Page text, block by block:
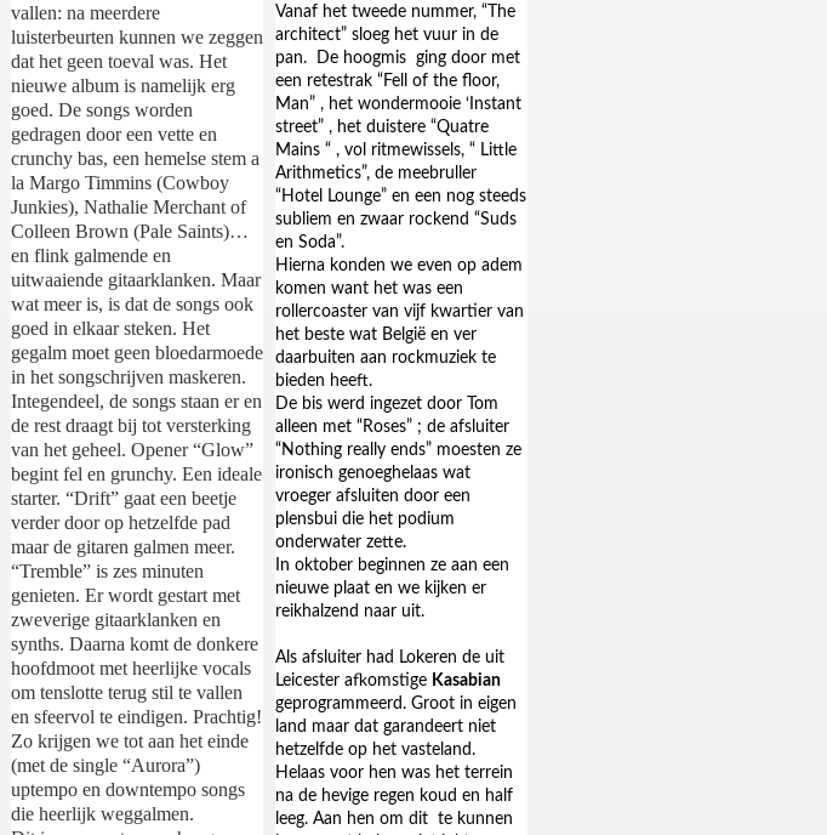
Vanaf het tweede nummer, “The
architect” sloeg het vuur in de
pan. De hoogmis ging door met
een retestrak “Fell of the floor,
Man” , het wondermooie ‘Instant
street” , het duistere “Quatre
Mains “ , vol ritmewissels, “ Little
Arithmetics”, de meebruller
“Hotel Lounge” en een nog steeds
subliem en zwaar rockend “Suds
en Soda”.
Hierna konden we even op adem
komen want het was een
rollercoaster van vijf kwartier van
het beste wat België en ver
daarbuiten aan rockmuziek te
bieden heeft.
De bis werd ingezet door Tom
alleen met “Roses” ; de afsluiter
“Nothing really ends” moesten ze
ironisch genoeghelaas wat
vroeger afsluiten door een
plensbui die het podium
onderwater zette.
In oktober beginnen ze aan een
nieuwe plaat en we kijken er
reikhalzend naar uit.
Als afsluiter had Lokeren de uit
Leicester afkomstige Kasabian
geprogrammeerd. Groot in eigen
land maar dat garandeert niet
hetzelfde op het vasteland.
Helaas voor hen was het terrein
na de hevige regen koud en half
leeg. Aan hen om dit te kunnen
vallen: na meerdere
luisterbeurten kunnen we zeggen
dat het geen toeval was. Het
nieuwe album is namelijk erg
goed. De songs worden
gedragen door een vette en
crunchy bas, een hemelse stem a
la Margo Timmins (Cowboy
Junkies), Nathalie Merchant of
Colleen Brown (Pale Saints)…
en flink galmende en
uitwaaiende gitaarklanken. Maar
wat meer is, is dat de songs ook
goed in elkaar steken. Het
gegalm moet geen bloedarmoede
in het songschrijven maskeren.
Integendeel, de songs staan er en
de rest draagt bij tot versterking
van het geheel. Opener “Glow”
begint fel en grunchy. Een ideale
starter. “Drift” gaat een beetje
verder door op hetzelfde pad
maar de gitaren galmen meer.
“Tremble” is zes minuten
genieten. Er wordt gestart met
zweverige gitaarklanken en
synths. Daarna komt de donkere
hoofdmoot met heerlijke vocals
om tenslotte terug stil te vallen
en sfeervol te eindigen. Prachtig!
Zo krijgen we tot aan het einde
(met de single “Aurora”)
uptempo en downtempo songs
die heerlijk weggalmen.